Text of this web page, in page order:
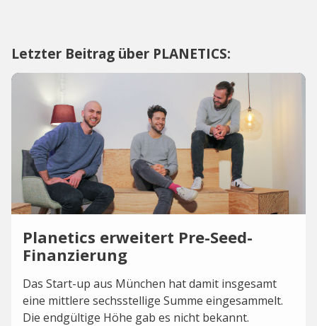
Letzter Beitrag über PLANETICS:
Planetics erweitert Pre-Seed-
Finanzierung
Das Start-up aus München hat damit insgesamt
eine mittlere sechsstellige Summe eingesammelt.
Die endgültige Höhe gab es nicht bekannt.